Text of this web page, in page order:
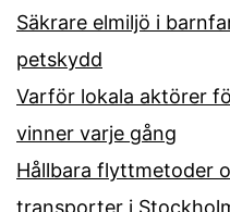
Säkrare elmiljö i
petskydd
Varför lokala aktörer
vinner varje gång
Hållbara flyttmetoder